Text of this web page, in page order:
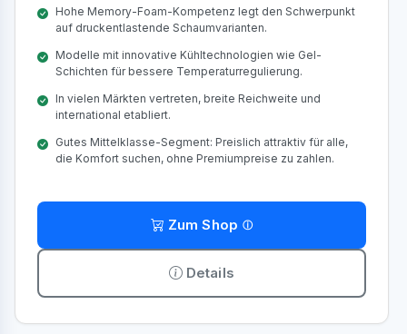
Hohe Memory-Foam-Kompetenz legt den Schwerpunkt
auf druckentlastende Schaumvarianten.
Modelle mit innovative Kühltechnologien wie Gel-
Schichten für bessere Temperaturregulierung.
In vielen Märkten vertreten, breite Reichweite und
international etabliert.
Gutes Mittelklasse-Segment: Preislich attraktiv für alle,
die Komfort suchen, ohne Premiumpreise zu zahlen.
Zum Shop
Details